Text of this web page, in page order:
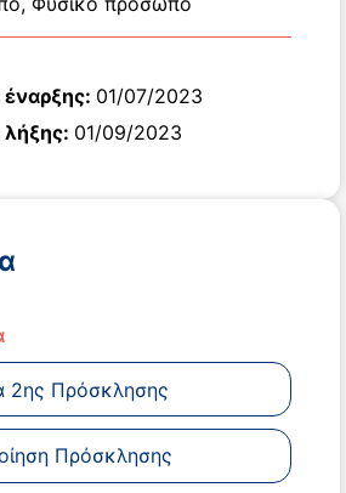
01/07/2023
01/09/2023
2ης Πρόσκλησης
Πρόσκλησης